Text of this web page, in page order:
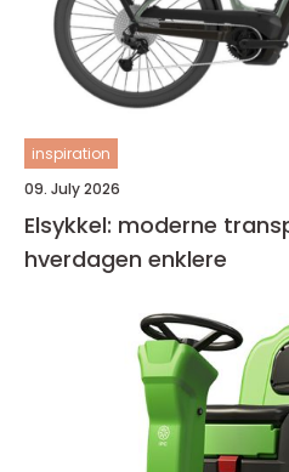
inspiration
09. July 2026
Elsykkel: moderne
hverdagen enklere